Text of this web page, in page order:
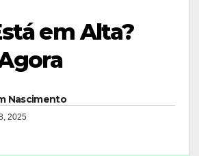
em Alta?
Nascimento
2025